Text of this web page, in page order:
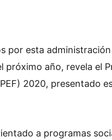
por esta
próximo año, revela el
2020, presentado
a programas